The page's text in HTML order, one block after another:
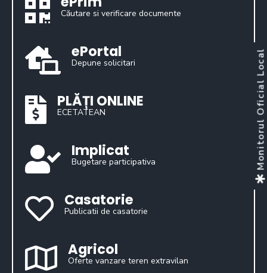
Căutare si verificare documente
ePortal
Depune solicitari
PLĂȚI ONLINE
ECETATEAN
Implicat
Bugetare participativa
Casatorie
Publicatii de casatorie
Agricol
Oferte vanzare teren extravilan
Monitorul Oficial Local